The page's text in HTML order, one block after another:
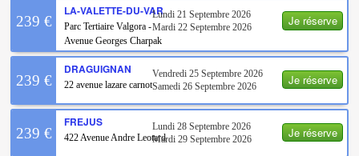
Je réserve
239 €
LA-VALETTE-DU-VAR
Parc Tertiaire Valgora -
Avenue Georges Charpak
Lundi 21 Septembre 2026
Mardi 22 Septembre 2026
Je réserve
239 €
DRAGUIGNAN
22 avenue lazare carnot
Vendredi 25 Septembre 2026
Samedi 26 Septembre 2026
Je réserve
239 €
FREJUS
422 Avenue Andre Leotard
Lundi 28 Septembre 2026
Mardi 29 Septembre 2026